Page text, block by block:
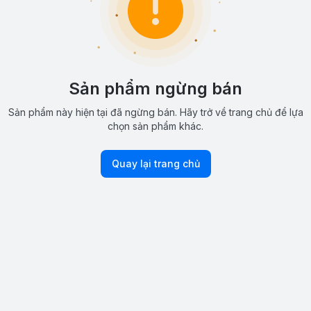
Sản phẩm ngừng bán
Sản phẩm này hiện tại đã ngừng bán. Hãy trở về trang chủ để lựa
chọn sản phẩm khác.
Quay lại trang chủ